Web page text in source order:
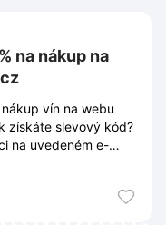
na nákup na
vín na webu
získáte slevový kód?
na uvedeném e-
přijde unikátní
tvorbě objednávky v